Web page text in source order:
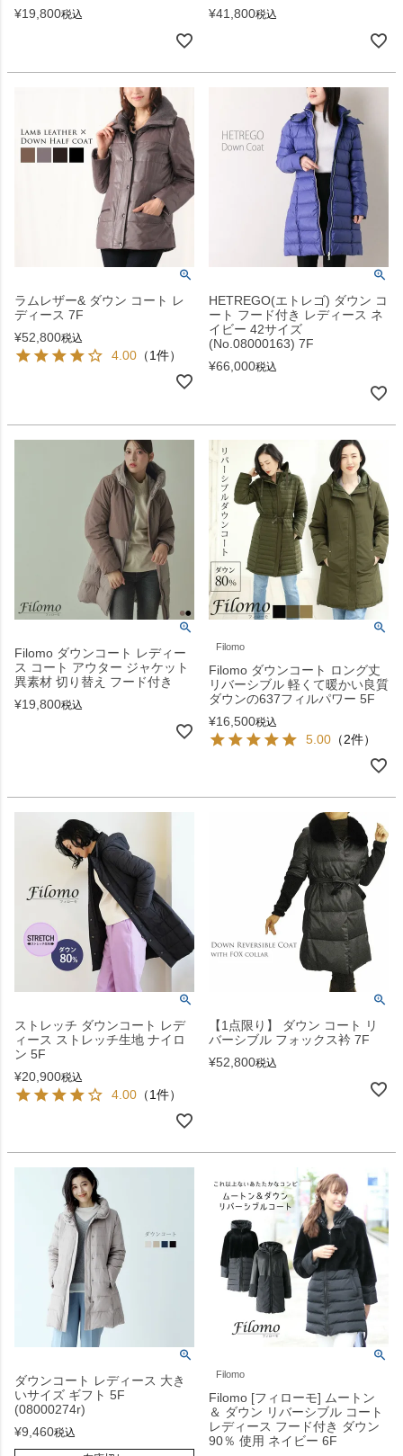
¥19,800税込
¥41,800税込
ラムレザー& ダウン コート レ
ディース 7F
¥52,800税込
4.00 （1件）
HETREGO(エトレゴ) ダウン コ
ート フード付き レディース ネ
イビー 42サイズ
(No.08000163) 7F
¥66,000税込
Filomo ダウンコート レディー
ス コート アウター ジャケット
異素材 切り替え フード付き
¥19,800税込
Filomo
Filomo ダウンコート ロング丈
リバーシブル 軽くて暖かい良質
ダウンの637フィルパワー 5F
¥16,500税込
5.00 （2件）
ストレッチ ダウンコート レデ
ィース ストレッチ生地 ナイロ
ン 5F
¥20,900税込
4.00 （1件）
【1点限り】 ダウン コート リ
バーシブル フォックス衿 7F
¥52,800税込
ダウンコート レディース 大き
いサイズ ギフト 5F
(08000274r)
¥9,460税込
Filomo
Filomo [フィローモ] ムートン
＆ ダウン リバーシブル コート
レディース フード付き ダウン
90％ 使用 ネイビー 6F